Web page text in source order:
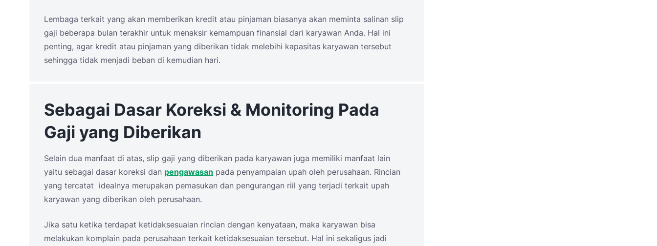
Lembaga terkait yang akan memberikan kredit atau pinjaman biasanya akan meminta salinan slip
gaji beberapa bulan terakhir untuk menaksir kemampuan finansial dari karyawan Anda. Hal ini
penting, agar kredit atau pinjaman yang diberikan tidak melebihi kapasitas karyawan tersebut
sehingga tidak menjadi beban di kemudian hari.
Sebagai Dasar Koreksi & Monitoring Pada
Gaji yang Diberikan
Selain dua manfaat di atas, slip gaji yang diberikan pada karyawan juga memiliki manfaat lain
yaitu sebagai dasar koreksi dan pengawasan pada penyampaian upah oleh perusahaan. Rincian
yang tercatat idealnya merupakan pemasukan dan pengurangan riil yang terjadi terkait upah
karyawan yang diberikan oleh perusahaan.
Jika satu ketika terdapat ketidaksesuaian rincian dengan kenyataan, maka karyawan bisa
melakukan komplain pada perusahaan terkait ketidaksesuaian tersebut. Hal ini sekaligus jadi